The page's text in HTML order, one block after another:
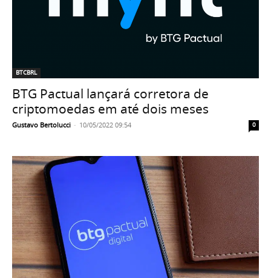
BTCBRL
BTG Pactual lançará corretora de
criptomoedas em até dois meses
Gustavo Bertolucci - 10/05/2022 09:54 0